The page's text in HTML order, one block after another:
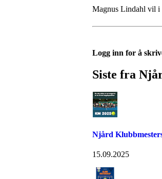
Magnus Lindahl vil i
Logg inn for å
Siste fra
Njård
15.09.2025